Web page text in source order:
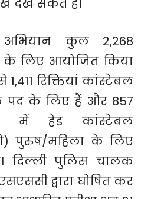
देख सकते हैं।
अभियान कुल 2,268
के लिए आयोजित किया
रिक्तियां कांस्टेबल
के लिए हैं और 857
में हेड कांस्टेबल
पुरुष/महिला के लिए
दिल्ली पुलिस चालक
द्वारा घोषित कर